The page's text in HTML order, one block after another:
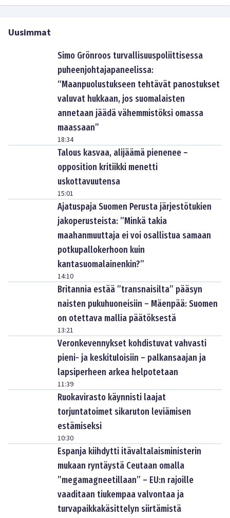
Uusimmat
Simo Grönroos turvallisuuspoliittisessa
puheenjohtajapaneelissa:
“Maanpuolustukseen tehtävät panostukset
valuvat hukkaan, jos suomalaisten
annetaan jäädä vähemmistöksi omassa
maassaan”
18:34
Talous kasvaa, alijäämä pienenee –
opposition kritiikki menetti
uskottavuutensa
15:01
Ajatuspaja Suomen Perusta järjestötukien
jakoperusteista: ”Minkä takia
maahanmuuttaja ei voi osallistua samaan
potkupallokerhoon kuin
kantasuomalainenkin?”
14:10
Britannia estää ”transnaisilta” pääsyn
naisten pukuhuoneisiin – Mäenpää: Suomen
on otettava mallia päätöksestä
13:21
Veronkevennykset kohdistuvat vahvasti
pieni- ja keskituloisiin – palkansaajan ja
lapsiperheen arkea helpotetaan
11:39
Ruokavirasto käynnisti laajat
torjuntatoimet sikaruton leviämisen
estämiseksi
10:30
Espanja kiihdytti itävaltalaisministerin
mukaan ryntäystä Ceutaan omalla
”megamagneetillaan” – EU:n rajoille
vaaditaan tiukempaa valvontaa ja
turvapaikkakäsittelyn siirtämistä